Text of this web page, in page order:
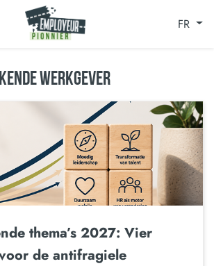
FR
WERKGEVER
thema’s 2027: Vier
de antifragiele